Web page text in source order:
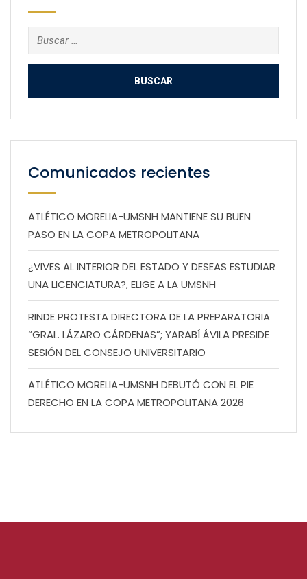
Buscar:
Comunicados recientes
ATLÉTICO MORELIA-UMSNH MANTIENE SU BUEN
PASO EN LA COPA METROPOLITANA
¿VIVES AL INTERIOR DEL ESTADO Y DESEAS ESTUDIAR
UNA LICENCIATURA?, ELIGE A LA UMSNH
RINDE PROTESTA DIRECTORA DE LA PREPARATORIA
“GRAL. LÁZARO CÁRDENAS”; YARABÍ ÁVILA PRESIDE
SESIÓN DEL CONSEJO UNIVERSITARIO
ATLÉTICO MORELIA-UMSNH DEBUTÓ CON EL PIE
DERECHO EN LA COPA METROPOLITANA 2026